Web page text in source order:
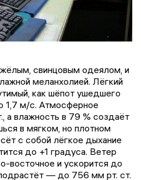
свинцовым одеялом, и
меланхолией. Лёгкий
как шёпот ушедшего
1,7 м/с. Атмосферное
а влажность в 79 % создаёт
в мягком, но плотном
с собой лёгкое дыхание
до +1 градуса. Ветер
восточное и ускорится до
— до 756 мм рт. ст.